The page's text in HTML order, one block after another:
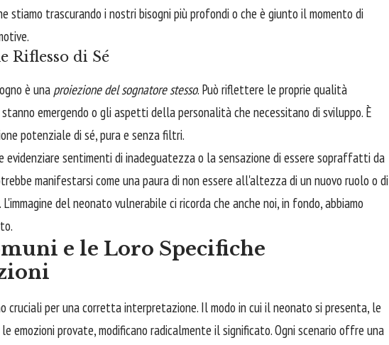
stiamo trascurando i nostri bisogni più profondi o che è giunto il momento di
Riflesso di Sé
è una proiezione del sognatore stesso. Può riflettere le proprie qualità
emergendo o gli aspetti della personalità che necessitano di sviluppo. È
potenziale di sé, pura e senza filtri.
evidenziare sentimenti di inadeguatezza o la sensazione di essere sopraffatti da
manifestarsi come una paura di non essere all'altezza di un nuovo ruolo o di
del neonato vulnerabile ci ricorda che anche noi, in fondo, abbiamo
e le Loro Specifiche
cruciali per una corretta interpretazione. Il modo in cui il neonato si presenta, le
emozioni provate, modificano radicalmente il significato. Ogni scenario offre una